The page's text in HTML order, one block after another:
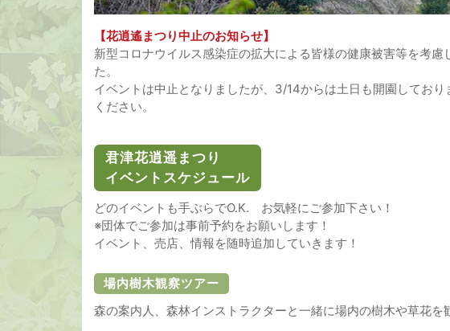
【花逍遙まつり中止のお知らせ】
新型コロナウイルス感染症の拡大による皆様の健康被害等を考
た。
イベントは中止となりましたが、3/14からは土日も開園してお
ください。
君津花逍遥まつり
イベントスケジュール
どのイベントも手ぶらでO.K. お気軽にご参加下さい！
※団体でご参加は事前予約をお願いします！
イベント、売店、情報を随時追加していきます！
場内樹木観察ツアー
森の案内人、森林インストラクターと一緒に場内の樹木や草花を